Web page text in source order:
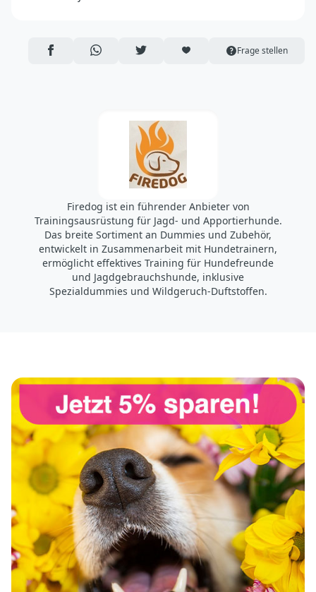
https://www.firedog.eu/de/
info@firedog.eu
AUF FACEBOOK TEILEN
ÜBER WHATSAPP TEILEN
AUF TWITTER TEILENARTIKEL AUF DIE MERKLISTE
Frage stellen
Firedog ist ein führender Anbieter von
Trainingsausrüstung für Jagd- und Apportierhunde.
Das breite Sortiment an Dummies und Zubehör,
entwickelt in Zusammenarbeit mit Hundetrainern,
ermöglicht effektives Training für Hundefreunde
und Jagdgebrauchshunde, inklusive
Spezialdummies und Wildgeruch-Duftstoffen.